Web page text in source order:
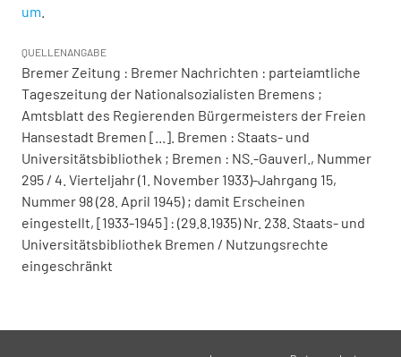
um
QUELLENANGABE
Bremer Zeitung : Bremer Nachrichten : parteiamtliche
Tageszeitung der Nationalsozialisten Bremens ;
Amtsblatt des Regierenden Bürgermeisters der Freien
Hansestadt Bremen [...]. Bremen : Staats- und
Universitätsbibliothek ; Bremen : NS.-Gauverl., Nummer
295 / 4. Vierteljahr (1. November 1933)-Jahrgang 15,
Nummer 98 (28. April 1945) ; damit Erscheinen
eingestellt, [1933-1945] : (29.8.1935) Nr. 238. Staats- und
Universitätsbibliothek Bremen / Nutzungsrechte
eingeschränkt